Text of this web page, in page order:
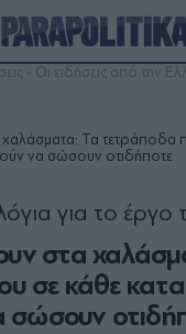
- Οι ειδήσεις από την
Τα τετράποδα
να σώσουν οτιδήποτε
στα
σε κάθε
σώσουν
για το έργο